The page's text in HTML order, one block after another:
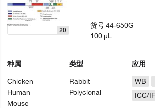
20
种属
Chicken
Human
Mouse
类型
Rabbit
Polyclonal
应用
WB
ICC/IF
货号44-650G
100 µL